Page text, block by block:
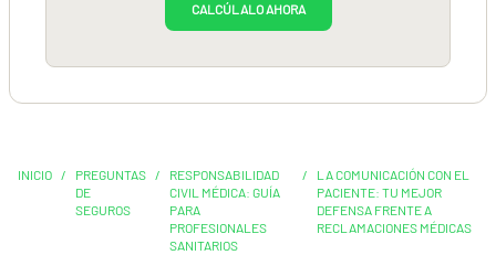
CALCÚLALO AHORA
INICIO /
PREGUNTAS
DE
SEGUROS
/
RESPONSABILIDAD
CIVIL MÉDICA: GUÍA
PARA
PROFESIONALES
SANITARIOS
/
LA COMUNICACIÓN CON EL
PACIENTE: TU MEJOR
DEFENSA FRENTE A
RECLAMACIONES MÉDICAS